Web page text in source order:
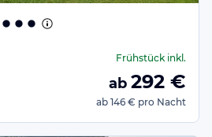
Frühstückinkl.
ab 292 €
ab 146 € pro Nacht